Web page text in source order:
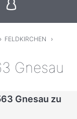
› FELDKIRCHEN
›
Gnesau
Gnesau zu